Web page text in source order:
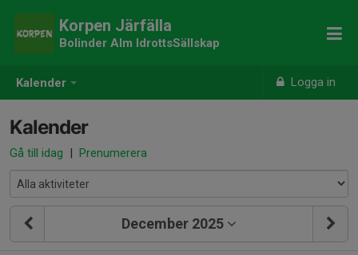
Kalender Logga in
Korpen Järfälla
Bolinder Alm IdrottsSällskap
Kalender
Gå till idag | Prenumerera
December 2025